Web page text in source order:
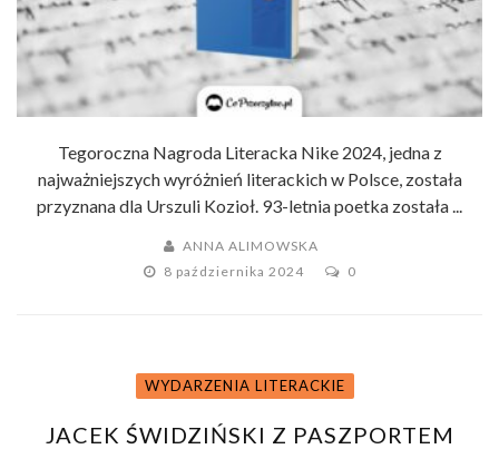
Tegoroczna Nagroda Literacka Nike 2024, jedna z
najważniejszych wyróżnień literackich w Polsce, została
przyznana dla Urszuli Kozioł. 93-letnia poetka została ...
ANNA ALIMOWSKA
8 października 2024
0
WYDARZENIA LITERACKIE
JACEK ŚWIDZIŃSKI Z PASZPORTEM